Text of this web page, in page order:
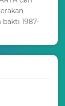
1987-